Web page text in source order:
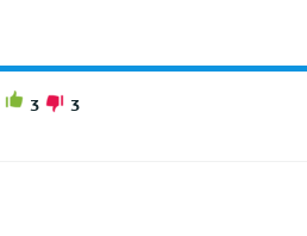
3 3